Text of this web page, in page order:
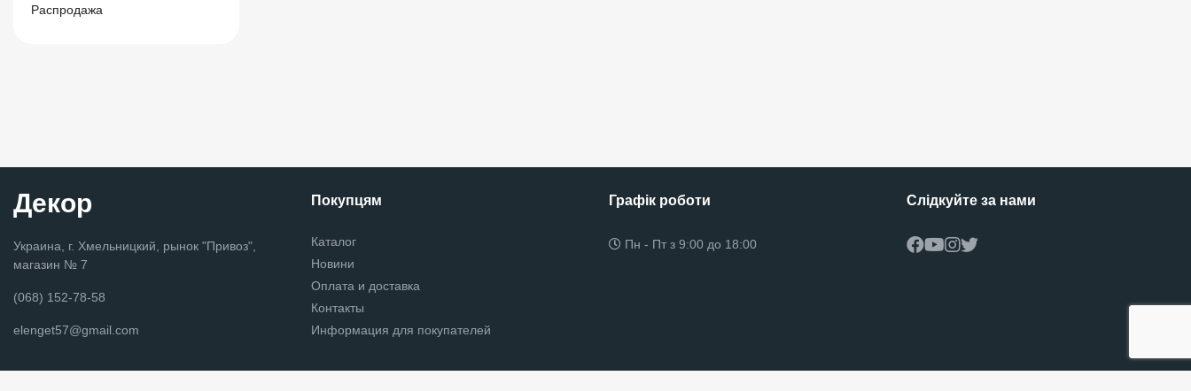
Распродажа
Декор
Украина, г. Хмельницкий, рынок "Привоз",
магазин № 7
(068) 152-78-58
elenget57@gmail.com
Покупцям
Каталог
Новини
Оплата и доставка
Контакты
Информация для покупателей
Графік роботи
Пн - Пт з 9:00 до 18:00
Слідкуйте за нами